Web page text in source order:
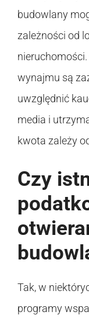
budowlany
zależności od
wynajmu są
uwzględnić
media i
kwota zależy
Czy
Tak, w
programy